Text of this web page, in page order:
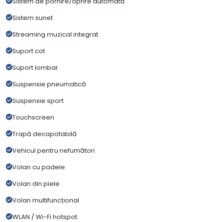
Sistem sunet
Streaming muzical integrat
Suport cot
Suport lombar
Suspensie pneumatică
Suspensie sport
Touchscreen
Trapă decapotabilă
Vehicul pentru nefumători
Volan cu padele
Volan din piele
Volan multifuncțional
WLAN / Wi-Fi hotspot